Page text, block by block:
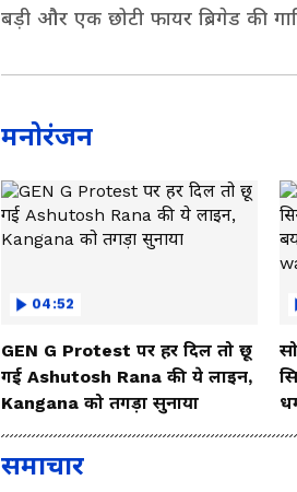
बड़ी और एक छोटी फायर ब्रिगेड की
मनोरंजन
04:52
GEN G Protest पर हर दिल तो छू
गई Ashutosh Rana की ये लाइन,
Kangana को तगड़ा सुनाया
समाचार